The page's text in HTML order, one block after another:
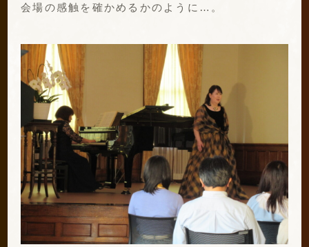
会場の感触を確かめるかのように…。